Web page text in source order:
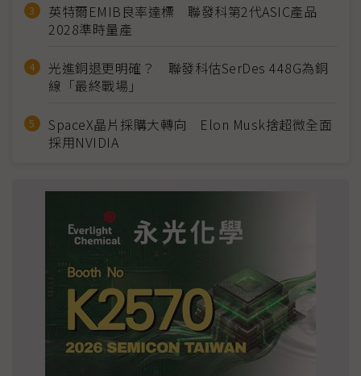
英特爾EMIB良率達標 聯發科第2代ASIC產品
2028準時量產
光進銅退更明確？ 聯發科估SerDes 448G為銅
線「最終戰場」
SpaceX晶片採購大轉向 Elon Musk捨超微全面
採用NVIDIA